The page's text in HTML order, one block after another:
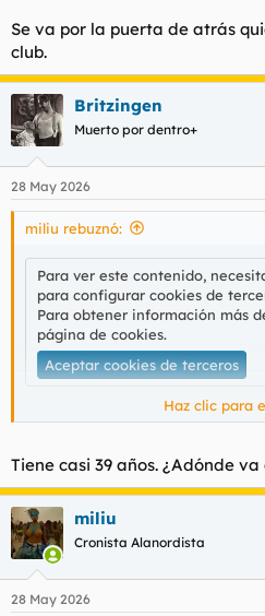
Se va por la puerta de atrás
club.
Britzingen
Muerto por dentro+
28 May 2026
miliu rebuznó:
Para ver este contenido,
para configurar cookies de
Para obtener información más
página de cookies.
Aceptar cookies de terceros
Haz clic para
Tiene casi 39 años. ¿Adónde va
miliu
Cronista Alanordista
28 May 2026